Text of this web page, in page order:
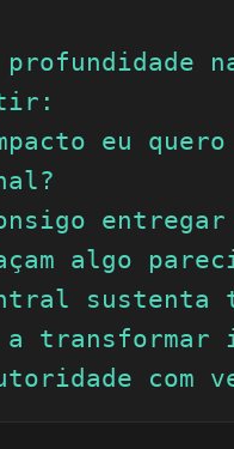
profundidade
eu
entregar
algo
sustenta
a transformar
com